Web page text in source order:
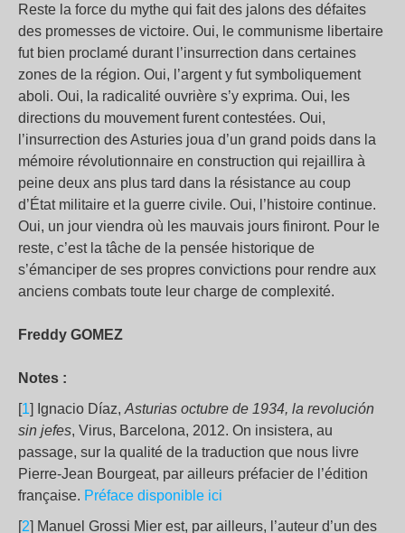
Reste la force du mythe qui fait des jalons des défaites
des promesses de victoire. Oui, le communisme libertaire
fut bien proclamé durant l’insurrection dans certaines
zones de la région. Oui, l’argent y fut symboliquement
aboli. Oui, la radicalité ouvrière s’y exprima. Oui, les
directions du mouvement furent contestées. Oui,
l’insurrection des Asturies joua d’un grand poids dans la
mémoire révolutionnaire en construction qui rejaillira à
peine deux ans plus tard dans la résistance au coup
d’État militaire et la guerre civile. Oui, l’histoire continue.
Oui, un jour viendra où les mauvais jours finiront. Pour le
reste, c’est la tâche de la pensée historique de
s’émanciper de ses propres convictions pour rendre aux
anciens combats toute leur charge de complexité.
Freddy GOMEZ
Notes :
[1] Ignacio Díaz, Asturias octubre de 1934, la revolución
sin jefes, Virus, Barcelona, 2012. On insistera, au
passage, sur la qualité de la traduction que nous livre
Pierre-Jean Bourgeat, par ailleurs préfacier de l’édition
française. Préface disponible ici
[2] Manuel Grossi Mier est, par ailleurs, l’auteur d’un des